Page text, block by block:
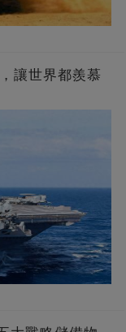
讓世界都羨慕